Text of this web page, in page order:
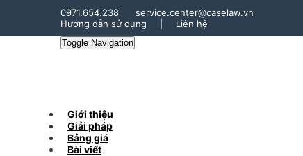
0971.654.238
service.center@caselaw.vn
Hướng dẫn sử dụng
Liên hệ
Toggle Navigation
Giới thiệu
Giải pháp
Bảng giá
Bài viết